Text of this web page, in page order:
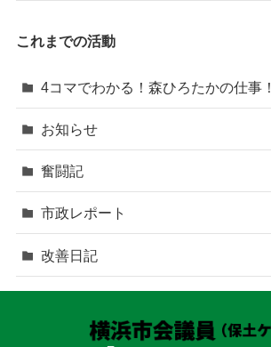
これまでの活動
4コマでわかる！森ひろたかの仕事！
お知らせ
奮闘記
市政レポート
改善日記